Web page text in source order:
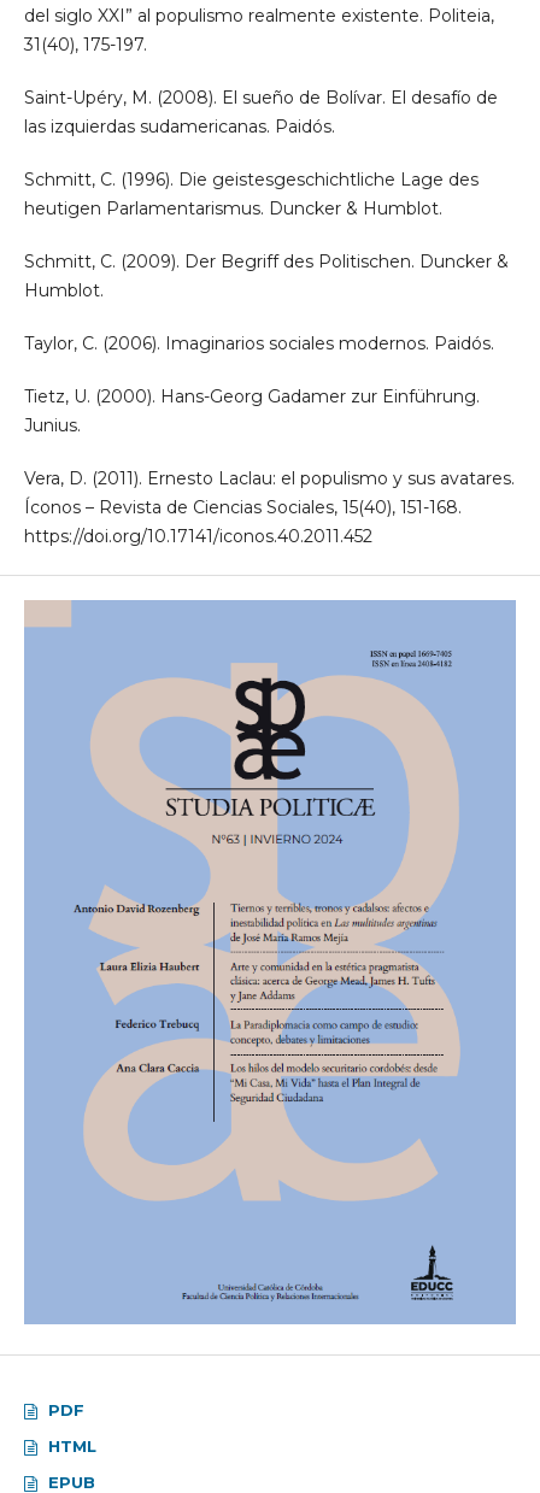
del siglo XXI” al populismo realmente existente. Politeia,
31(40), 175-197.
Saint-Upéry, M. (2008). El sueño de Bolívar. El desafío de
las izquierdas sudamericanas. Paidós.
Schmitt, C. (1996). Die geistesgeschichtliche Lage des
heutigen Parlamentarismus. Duncker & Humblot.
Schmitt, C. (2009). Der Begriff des Politischen. Duncker &
Humblot.
Taylor, C. (2006). Imaginarios sociales modernos. Paidós.
Tietz, U. (2000). Hans-Georg Gadamer zur Einführung.
Junius.
Vera, D. (2011). Ernesto Laclau: el populismo y sus avatares.
Íconos – Revista de Ciencias Sociales, 15(40), 151-168.
https://doi.org/10.17141/iconos.40.2011.452
PDF
HTML
EPUB